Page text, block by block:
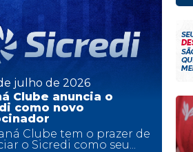
julho de 2026
Clube anuncia o
como novo
Clube tem o prazer de
o Sicredi como seu...